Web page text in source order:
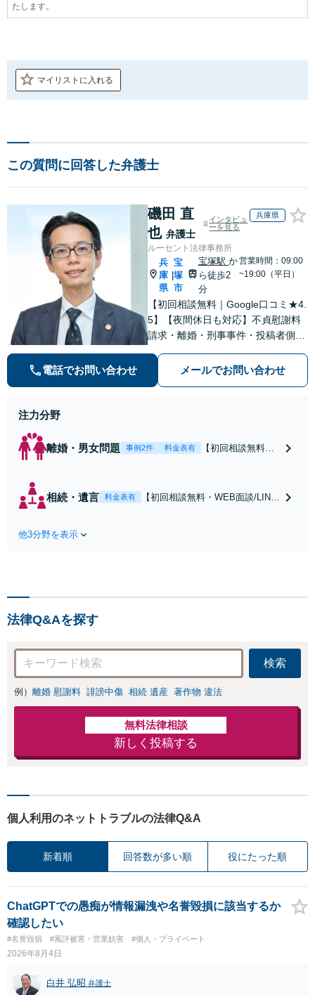
たします。
マイリストに入れる
この質問に回答した弁護士
磯田 直
也 弁護士
インタビュ
ーを見る
兵庫県
ルーセント法律事務所
兵
庫
県
|
宝
塚
市
宝塚駅 か
ら徒歩2
分
営業時間：09:00
~19:00（平日）
【初回相談無料｜Google口コミ★4.
5】【夜間休日も対応】不貞慰謝料
請求・離婚・刑事事件・投稿者側発
数。オーダーメイドのサービスで問
題解決や事業の推進を強力にサポー
電話でお問い合わせ メールでお問い合わせ
注力分野
離婚・男女問題 事例2件 料金表有
【初回相談無料・
倫の早期解決】
相続・遺言 料金表有
【初回相談無料・WEB面談/LINE
【地域密着】
他3分野を表示
法律Q&Aを探す
検索
例） 離婚 慰謝料 誹謗中傷 相続 遺産 著作物 違法
無料法律相談
新しく投稿する
個人利用のネットトラブルの法律Q&A
新着順 回答数が多い順 役にたった順
ChatGPTでの愚痴が情報漏洩や名誉毀損に該当するか
確認したい
#名誉毀損 #風評被害・営業妨害 #個人・プライベート
2026年8月4日
白井 弘昭 弁護士